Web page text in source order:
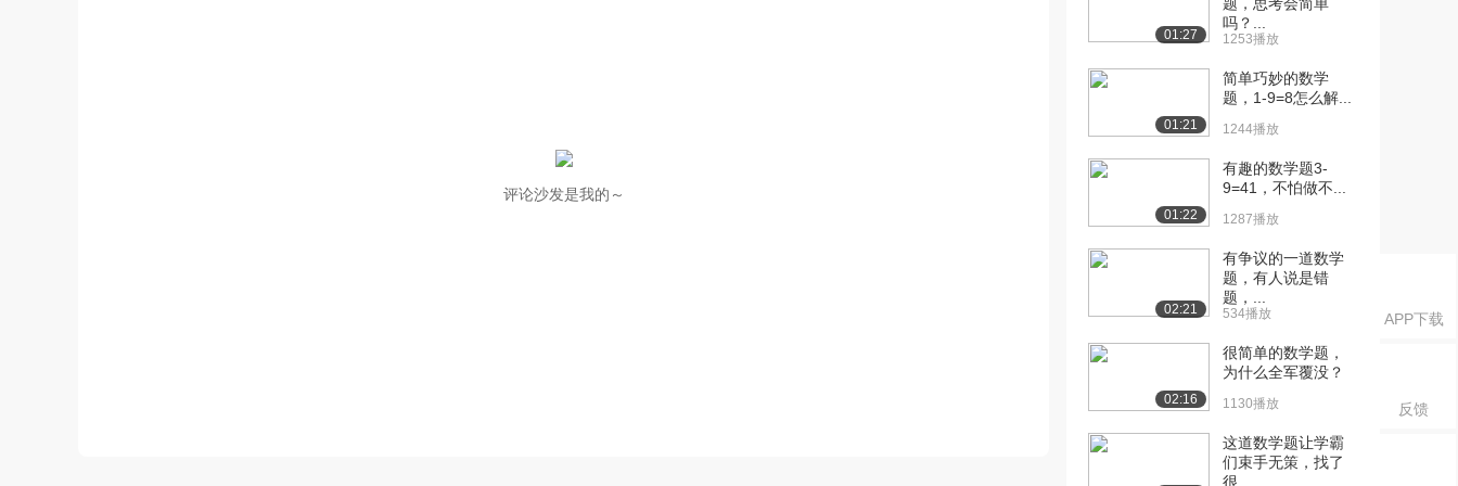
APP下载
反馈
评论沙发是我的～
01:27
吗？...
1253播放
01:21
简单巧妙的数学
题，1-9=8怎么解...
1244播放
01:22
有趣的数学题3-
9=41，不怕做不...
1287播放
02:21
有争议的一道数学
题，有人说是错
题，...
534播放
02:16
很简单的数学题，
为什么全军覆没？
1130播放
这道数学题让学霸
们束手无策，找了
很...